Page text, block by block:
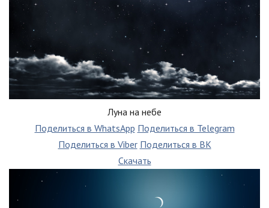
Луна на небе
Поделиться в WhatsApp Поделиться в Telegram
Поделиться в Viber Поделиться в ВК
Скачать